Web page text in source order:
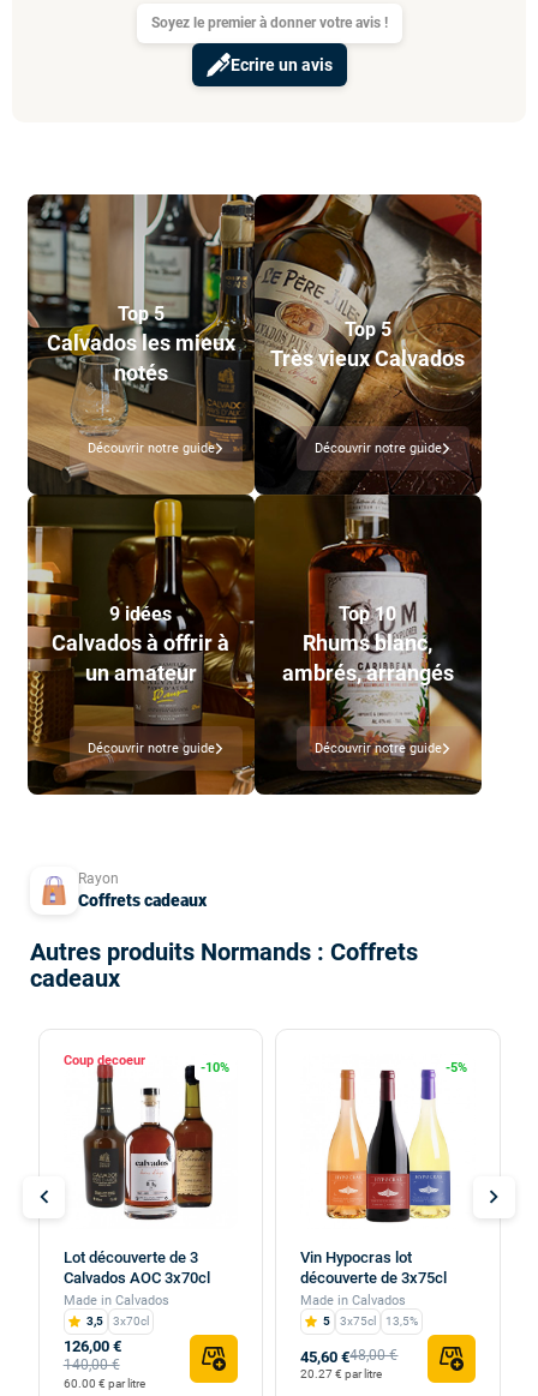
Soyez le premier à donner votre avis !
Ecrire un avis
Top 5
Calvados les mieux
notés
Découvrir notre guide
Top 5
Très vieux Calvados
Découvrir notre guide
9 idées
Calvados à offrir à
un amateur
Découvrir notre guide
Top 10
Rhums blanc,
ambrés, arrangés
Découvrir notre guide
Rayon
Coffrets cadeaux
Autres produits Normands : Coffrets
cadeaux
Coup de -10%
Lot découverte de 3
Calvados AOC 3x70cl
Made in Calvados
3,5 3x70cl
126,00 €
140,00 €
60.00 € par litre
-5%
Vin Hypocras lot
découverte de 3x75cl
Made in Calvados
5 3x75cl 13,5%
45,60 €48,00 €
20.27 € par litre
chevron_left chevron_right